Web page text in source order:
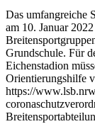
Das umfangreiche
am 10. Januar
Grundschule. Für
Eichenstadion
Orientierungshilfe
https://